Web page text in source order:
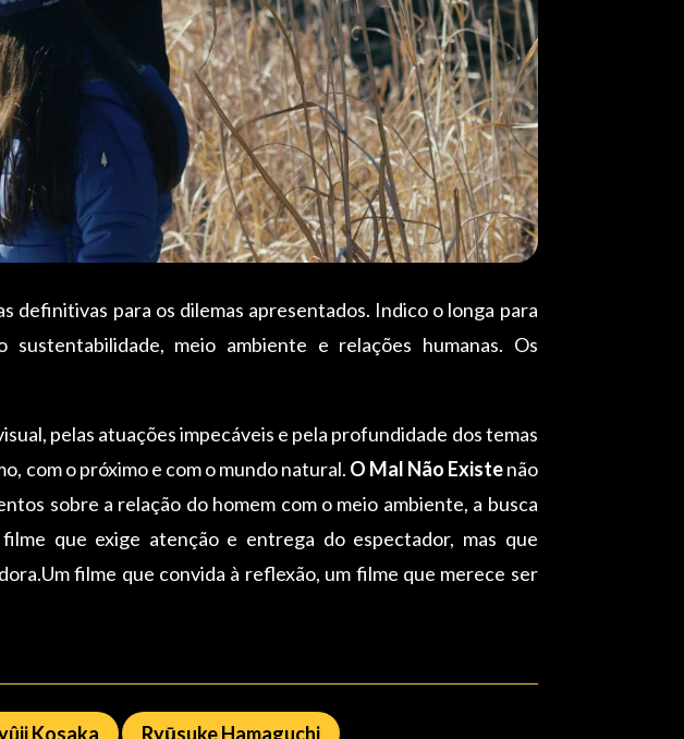
para os dilemas apresentados. Indico o longa para
meio ambiente e relações humanas. Os
pelas atuações impecáveis e pela profundidade dos temas
com o próximo e com o mundo natural. O Mal Não Existenão
sobre a relação do homem com o meio ambiente, a busca
que exige atenção e entrega do espectador, mas que
filme que convida à reflexão, um filme que merece ser
Kosaka Ryūsuke Hamaguchi